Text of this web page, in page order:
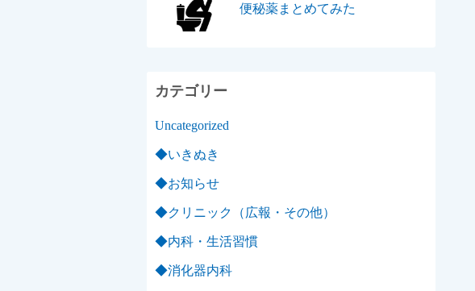
便秘薬まとめてみた
カテゴリー
Uncategorized
◆いきぬき
◆お知らせ
◆クリニック（広報・その他）
◆内科・生活習慣
◆消化器内科